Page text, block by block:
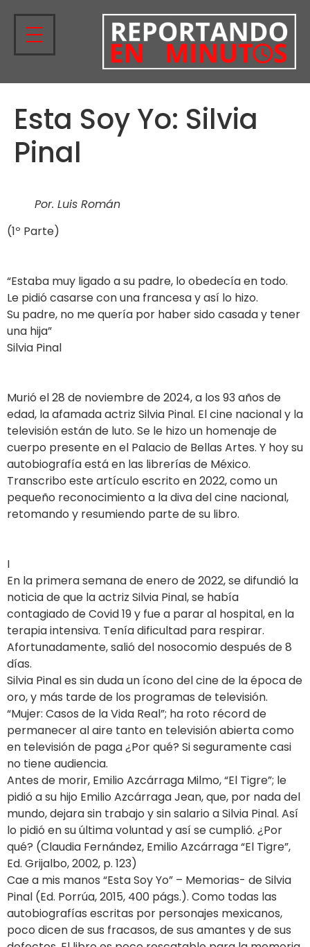
Esta Soy Yo: Silvia
Pinal
Por. Luis Román
(1º Parte)
“Estaba muy ligado a su padre, lo obedecía en todo.
Le pidió casarse con una francesa y así lo hizo.
Su padre, no me quería por haber sido casada y tener
una hija”
Silvia Pinal
Murió el 28 de noviembre de 2024, a los 93 años de
edad, la afamada actriz Silvia Pinal. El cine nacional y la
televisión están de luto. Se le hizo un homenaje de
cuerpo presente en el Palacio de Bellas Artes. Y hoy su
autobiografía está en las librerías de México.
Transcribo este artículo escrito en 2022, como un
pequeño reconocimiento a la diva del cine nacional,
retomando y resumiendo parte de su libro.
I
En la primera semana de enero de 2022, se difundió la
noticia de que la actriz Silvia Pinal, se había
contagiado de Covid 19 y fue a parar al hospital, en la
terapia intensiva. Tenía dificultad para respirar.
Afortunadamente, salió del nosocomio después de 8
días.
Silvia Pinal es sin duda un ícono del cine de la época de
oro, y más tarde de los programas de televisión.
“Mujer: Casos de la Vida Real”; ha roto récord de
permanecer al aire tanto en televisión abierta como
en televisión de paga ¿Por qué? Si seguramente casi
no tiene audiencia.
Antes de morir, Emilio Azcárraga Milmo, “El Tigre”; le
pidió a su hijo Emilio Azcárraga Jean, que, por nada del
mundo, dejara sin trabajo y sin salario a Silvia Pinal. Así
lo pidió en su última voluntad y así se cumplió. ¿Por
qué? (Claudia Fernández, Emilio Azcárraga “El Tigre”,
Ed. Grijalbo, 2002, p. 123)
Cae a mis manos “Esta Soy Yo” – Memorias- de Silvia
Pinal (Ed. Porrúa, 2015, 400 págs.). Como todas las
autobiografías escritas por personajes mexicanos,
poco dicen de sus fracasos, de sus amantes y de sus